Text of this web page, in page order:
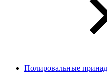
Полировальные